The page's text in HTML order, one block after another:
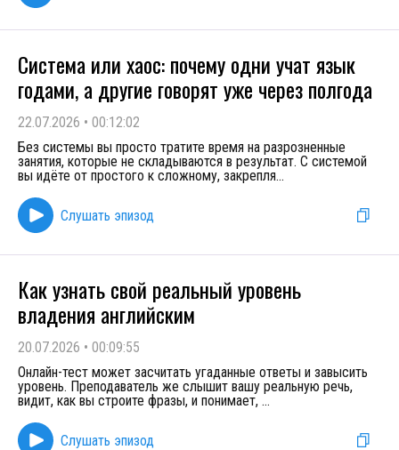
Система или хаос: почему одни учат язык
годами, а другие говорят уже через полгода
22.07.2026 • 00:12:02
Без системы вы просто тратите время на разрозненные
занятия, которые не складываются в результат. С системой
вы идёте от простого к сложному, закрепля...
Слушать эпизод
Как узнать свой реальный уровень
владения английским
20.07.2026 • 00:09:55
Онлайн-тест может засчитать угаданные ответы и завысить
уровень. Преподаватель же слышит вашу реальную речь,
видит, как вы строите фразы, и понимает, ...
Слушать эпизод